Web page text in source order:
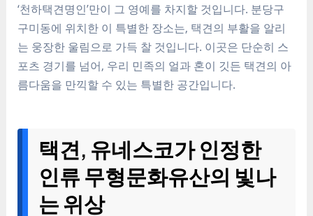
‘천하택견명인’만이 그 영예를 차지할 것입니다. 분당구
구미동에 위치한 이 특별한 장소는, 택견의 부활을 알리
는 웅장한 울림으로 가득 찰 것입니다. 이곳은 단순히 스
포츠 경기를 넘어, 우리 민족의 얼과 혼이 깃든 택견의 아
름다움을 만끽할 수 있는 특별한 공간입니다.
택견, 유네스코가 인정한
인류 무형문화유산의 빛나
는 위상